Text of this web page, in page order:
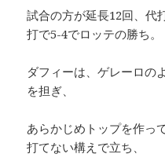
試合の方が延長12回、代
打で5-4でロッテの勝ち。
ダフィーは、ゲレーロの
を担ぎ、
あらかじめトップを作っ
打てない構えで立ち、